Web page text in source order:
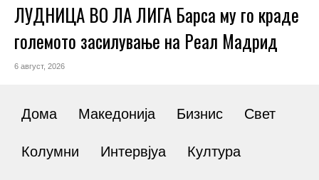
ЛУДНИЦА ВО ЛА ЛИГА Барса му го краде
големото засилување на Реал Мадрид
6 август, 2026
Дома Македонија Бизнис Свет
Колумни Интервјуа Култура